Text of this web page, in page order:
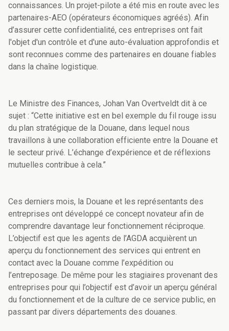
connaissances. Un projet-pilote a été mis en route avec les
partenaires-AEO (opérateurs économiques agréés). Afin
d’assurer cette confidentialité, ces entreprises ont fait
l'objet d'un contrôle et d'une auto-évaluation approfondis et
sont reconnues comme des partenaires en douane fiables
dans la chaîne logistique.
Le Ministre des Finances, Johan Van Overtveldt dit à ce
sujet : “Cette initiative est en bel exemple du fil rouge issu
du plan stratégique de la Douane, dans lequel nous
travaillons à une collaboration efficiente entre la Douane et
le secteur privé. L’échange d’expérience et de réflexions
mutuelles contribue à cela.”
Ces derniers mois, la Douane et les représentants des
entreprises ont développé ce concept novateur afin de
comprendre davantage leur fonctionnement réciproque.
L’objectif est que les agents de l’AGDA acquièrent un
aperçu du fonctionnement des services qui entrent en
contact avec la Douane comme l’expédition ou
l’entreposage. De même pour les stagiaires provenant des
entreprises pour qui l’objectif est d’avoir un aperçu général
du fonctionnement et de la culture de ce service public, en
passant par divers départements des douanes.